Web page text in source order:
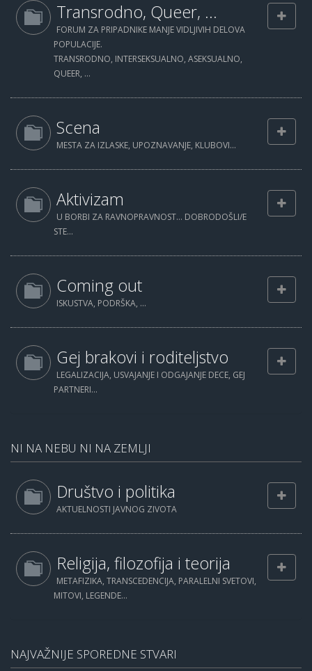
Transrodno, Queer, ...
FORUM ZA PRIPADNIKE MANJE VIDLJIVIH DELOVA
POPULACIJE.
TRANSRODNO, INTERSEKSUALNO, ASEKSUALNO,
QUEER, ...
Scena
MESTA ZA IZLASKE, UPOZNAVANJE, KLUBOVI...
Aktivizam
U BORBI ZA RAVNOPRAVNOST... DOBRODOŠLI/E
STE...
Coming out
ISKUSTVA, PODRŠKA, ...
Gej brakovi i roditeljstvo
LEGALIZACIJA, USVAJANJE I ODGAJANJE DECE, GEJ
PARTNERI...
NI NA NEBU NI NA ZEMLJI
Društvo i politika
AKTUELNOSTI JAVNOG ZIVOTA
Religija, filozofija i teorija
METAFIZIKA, TRANSCEDENCIJA, PARALELNI SVETOVI,
MITOVI, LEGENDE...
NAJVAŽNIJE SPOREDNE STVARI